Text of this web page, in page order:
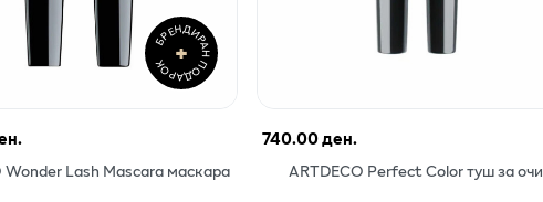
+
БРЕНДИРАН ПОДАРОК
Wonder Lash Mascara маскара
740.00 ден.
АRTDECO Perfect Color туш за очи